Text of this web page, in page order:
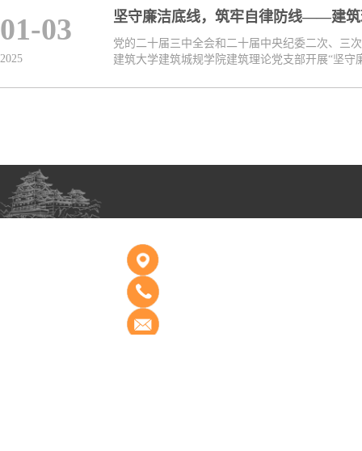
01-03
2025
坚守廉洁底线，筑牢自律防线——建
党的二十届三中全会和二十届中央纪委二次、三
建筑大学建筑城规学院建筑理论党支部开展“坚守